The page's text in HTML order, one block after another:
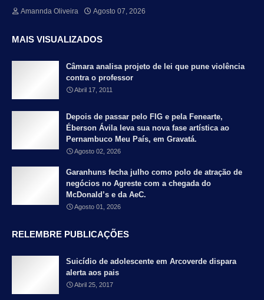
Amannda Oliveira Agosto 07, 2026
MAIS VISUALIZADOS
Câmara analisa projeto de lei que pune violência
contra o professor
Abril 17, 2011
Depois de passar pelo FIG e pela Fenearte,
Éberson Ávila leva sua nova fase artística ao
Pernambuco Meu País, em Gravatá.
Agosto 02, 2026
Garanhuns fecha julho como polo de atração de
negócios no Agreste com a chegada do
McDonald’s e da AeC.
Agosto 01, 2026
RELEMBRE PUBLICAÇÕES
Suicídio de adolescente em Arcoverde dispara
alerta aos pais
Abril 25, 2017